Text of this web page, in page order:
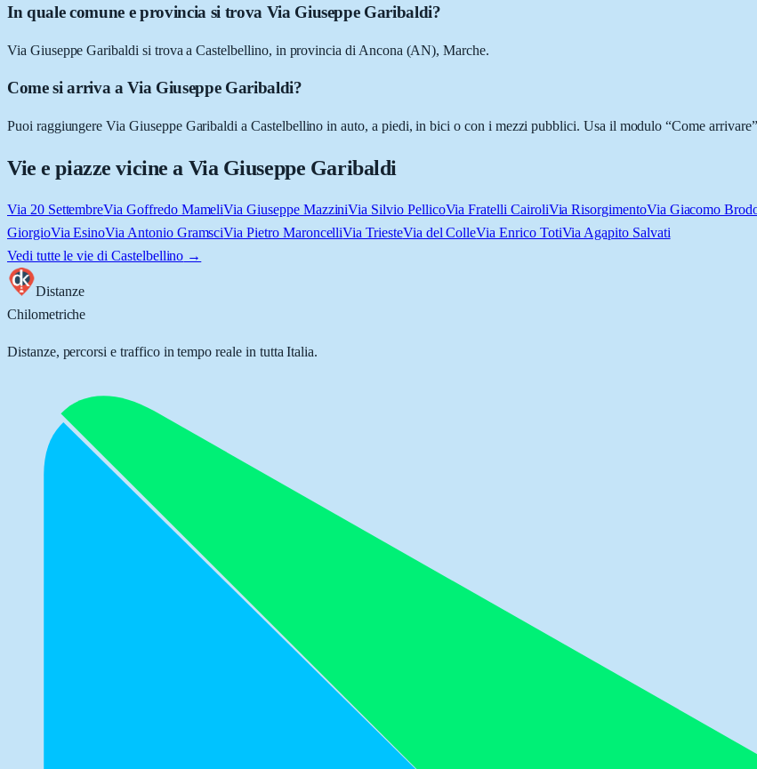
In quale comune e provincia si trova Via Giuseppe Garibaldi?
Via Giuseppe Garibaldi si trova a Castelbellino, in provincia di Ancona (AN), Marche.
Come si arriva a Via Giuseppe Garibaldi?
Puoi raggiungere Via Giuseppe Garibaldi a Castelbellino in auto, a piedi, in bici o con i mezzi pubblici. Usa il modulo “Come
Vie e piazze vicine a Via Giuseppe Garibaldi
Via 20 SettembreVia Goffredo MameliVia Giuseppe MazziniVia Silvio PellicoVia Fratelli CairoliVia RisorgimentoVia Giacomo
GiorgioVia EsinoVia Antonio GramsciVia Pietro MaroncelliVia TriesteVia del ColleVia Enrico TotiVia Agapito Salvati
Vedi tutte le vie di Castelbellino →
Distanze
Chilometriche
Distanze, percorsi e traffico in tempo reale in tutta Italia.